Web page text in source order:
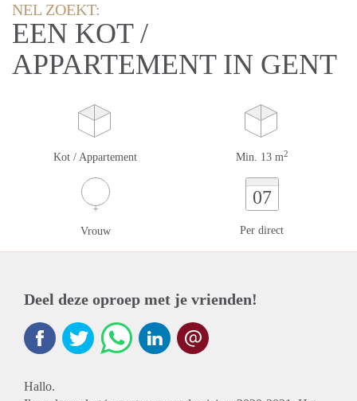
NEL ZOEKT:
EEN KOT /
APPARTEMENT IN GENT
Kot / Appartement Min. 13 m2
Vrouw
07
Per direct
Deel deze oproep met je vrienden!
Hallo.